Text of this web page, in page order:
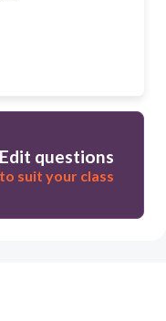
Edit questions
to suit your class